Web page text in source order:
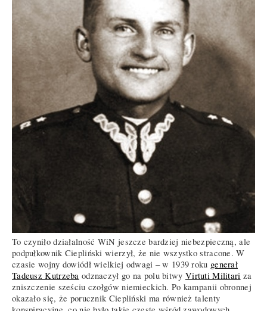
To czyniło działalność WiN jeszcze bardziej niebezpieczną, ale
podpułkownik Ciepliński wierzył, że nie wszystko stracone. W
czasie wojny dowiódł wielkiej odwagi – w 1939 roku generał
Tadeusz Kutrzeba odznaczył go na polu bitwy Virtuti Militari za
zniszczenie sześciu czołgów niemieckich. Po kampanii obronnej
okazało się, że porucznik Ciepliński ma również talenty